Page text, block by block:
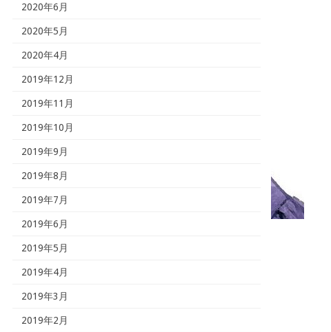
2020年6月
2020年5月
2020年4月
2019年12月
2019年11月
2019年10月
2019年9月
2019年8月
2019年7月
2019年6月
2019年5月
2019年4月
2019年3月
2019年2月